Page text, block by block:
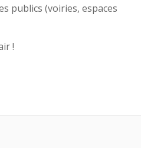
publics (voiries, espaces
!